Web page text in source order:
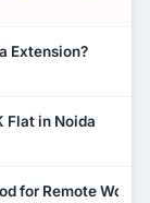
Extension?
Flat in Noida
for Remote Work?